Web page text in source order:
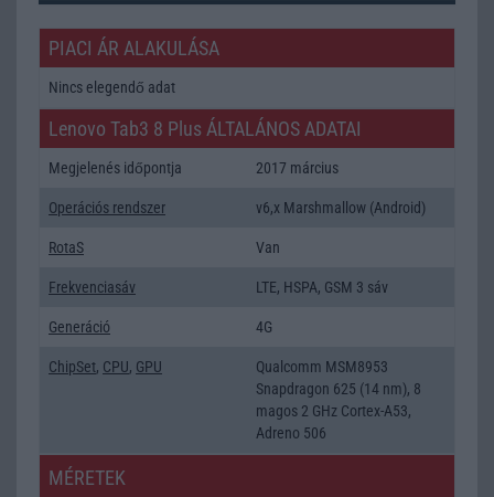
PIACI ÁR ALAKULÁSA
Nincs elegendő adat
Lenovo Tab3 8 Plus ÁLTALÁNOS ADATAI
Megjelenés időpontja 2017 március
Operációs rendszer v6,x Marshmallow (Android)
RotaS Van
Frekvenciasáv LTE, HSPA, GSM 3 sáv
Generáció 4G
ChipSet, CPU, GPU
Qualcomm MSM8953
Snapdragon 625 (14 nm), 8
magos 2 GHz Cortex-A53,
Adreno 506
MÉRETEK